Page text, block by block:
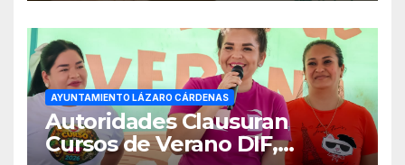
AYUNTAMIENTO LÁZARO CÁRDENAS
Autoridades Clausuran
Cursos de Verano DIF,